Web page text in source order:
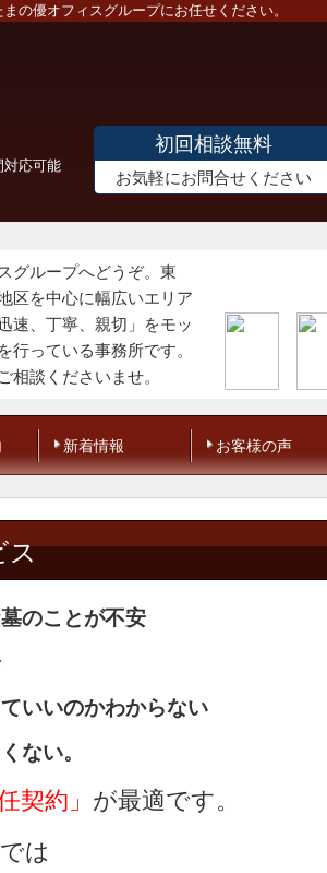
の優オフィスグループにお任せください。
対応可能
初回相談無料
お気軽にお問合せください
グループへどうぞ。東
区を中心に幅広いエリア
速、丁寧、親切」をモッ
行っている事務所です。
談くださいませ。
新着情報 お客様の声
ス
のことが不安
いいのかわからない
ない。
契約」 が最適です。
は